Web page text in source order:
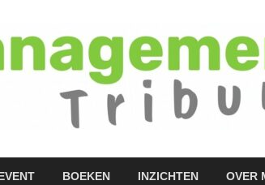
BOEKEN INZICHTEN OVER